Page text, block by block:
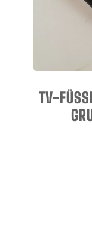
TV-